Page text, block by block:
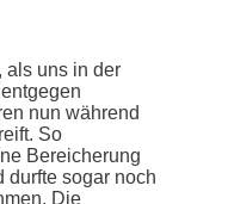
als uns in der
nun während
So
Bereicherung
durfte sogar noch
Die